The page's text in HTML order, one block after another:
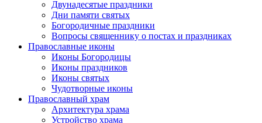
Двунадесятые праздники
Дни памяти святых
Богородичные праздники
Вопросы священнику о постах и праздниках
Православные иконы
Иконы Богородицы
Иконы праздников
Иконы святых
Чудотворные иконы
Православный храм
Архитектура храма
Устройство храма